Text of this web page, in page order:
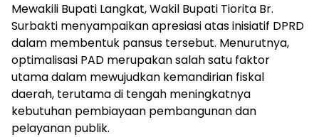
Mewakili Bupati Langkat, Wakil Bupati Tiorita Br.
Surbakti menyampaikan apresiasi atas inisiatif DPRD
dalam membentuk pansus tersebut. Menurutnya,
optimalisasi PAD merupakan salah satu faktor
utama dalam mewujudkan kemandirian fiskal
daerah, terutama di tengah meningkatnya
kebutuhan pembiayaan pembangunan dan
pelayanan publik.